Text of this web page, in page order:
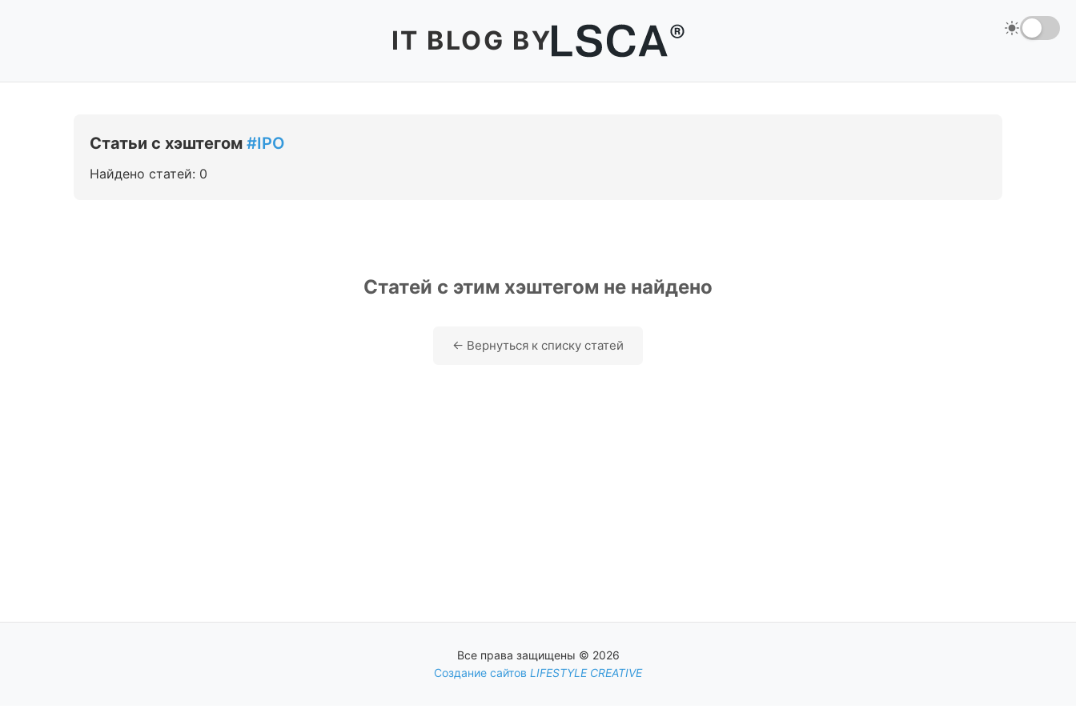
IT BLOG BY
Статьи с хэштегом #IPO
Найдено статей: 0
Статей с этим хэштегом не найдено
← Вернуться к списку статей
Все права защищены © 2026
Создание сайтов LIFESTYLE CREATIVE